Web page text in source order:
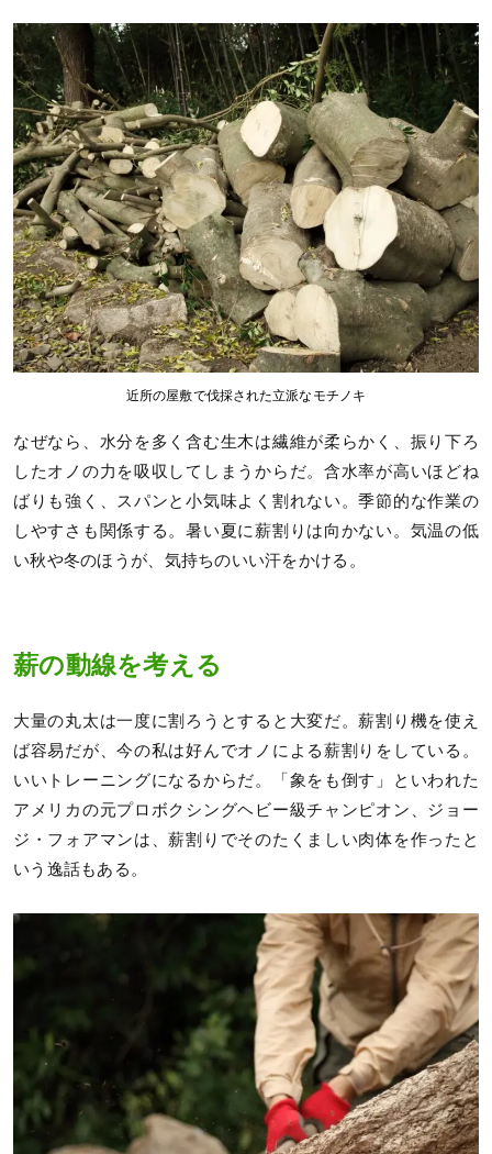
近所の屋敷で伐採された立派なモチノキ
なぜなら、水分を多く含む生木は繊維が柔らかく、振り下ろ
したオノの力を吸収してしまうからだ。含水率が高いほどね
ばりも強く、スパンと小気味よく割れない。季節的な作業の
しやすさも関係する。暑い夏に薪割りは向かない。気温の低
い秋や冬のほうが、気持ちのいい汗をかける。
薪の動線を考える
大量の丸太は一度に割ろうとすると大変だ。薪割り機を使え
ば容易だが、今の私は好んでオノによる薪割りをしている。
いいトレーニングになるからだ。「象をも倒す」といわれた
アメリカの元プロボクシングヘビー級チャンピオン、ジョー
ジ・フォアマンは、薪割りでそのたくましい肉体を作ったと
いう逸話もある。